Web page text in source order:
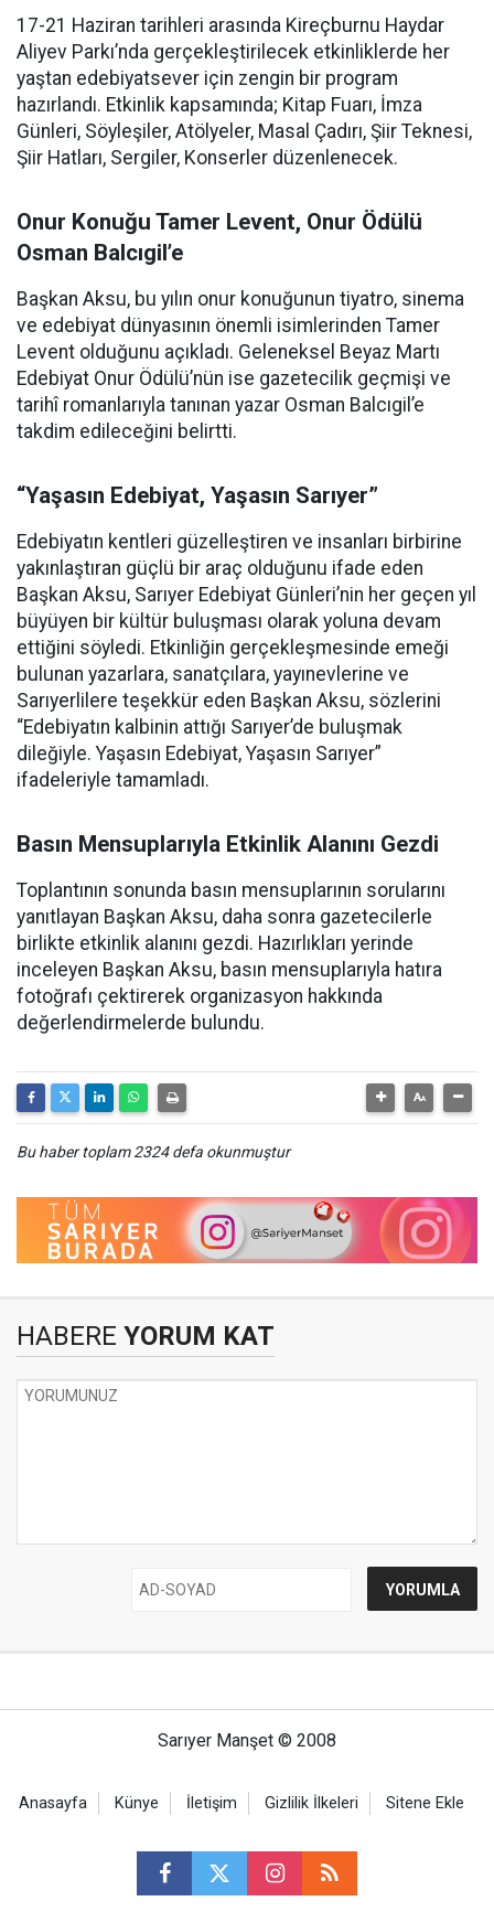
17-21 Haziran tarihleri arasında Kireçburnu Haydar
Aliyev Parkı’nda gerçekleştirilecek etkinliklerde her
yaştan edebiyatsever için zengin bir program
hazırlandı. Etkinlik kapsamında; Kitap Fuarı, İmza
Günleri, Söyleşiler, Atölyeler, Masal Çadırı, Şiir Teknesi,
Şiir Hatları, Sergiler, Konserler düzenlenecek.
Onur Konuğu Tamer Levent, Onur Ödülü
Osman Balcıgil’e
Başkan Aksu, bu yılın onur konuğunun tiyatro, sinema
ve edebiyat dünyasının önemli isimlerinden Tamer
Levent olduğunu açıkladı. Geleneksel Beyaz Martı
Edebiyat Onur Ödülü’nün ise gazetecilik geçmişi ve
tarihî romanlarıyla tanınan yazar Osman Balcıgil’e
takdim edileceğini belirtti.
“Yaşasın Edebiyat, Yaşasın Sarıyer”
Edebiyatın kentleri güzelleştiren ve insanları birbirine
yakınlaştıran güçlü bir araç olduğunu ifade eden
Başkan Aksu, Sarıyer Edebiyat Günleri’nin her geçen yıl
büyüyen bir kültür buluşması olarak yoluna devam
ettiğini söyledi. Etkinliğin gerçekleşmesinde emeği
bulunan yazarlara, sanatçılara, yayınevlerine ve
Sarıyerlilere teşekkür eden Başkan Aksu, sözlerini
“Edebiyatın kalbinin attığı Sarıyer’de buluşmak
dileğiyle. Yaşasın Edebiyat, Yaşasın Sarıyer”
ifadeleriyle tamamladı.
Basın Mensuplarıyla Etkinlik Alanını Gezdi
Toplantının sonunda basın mensuplarının sorularını
yanıtlayan Başkan Aksu, daha sonra gazetecilerle
birlikte etkinlik alanını gezdi. Hazırlıkları yerinde
inceleyen Başkan Aksu, basın mensuplarıyla hatıra
fotoğrafı çektirerek organizasyon hakkında
değerlendirmelerde bulundu.
Bu haber toplam 2324 defa okunmuştur
HABERE YORUM KAT
Sarıyer Manşet © 2008
Anasayfa Künye İletişim Gizlilik İlkeleri Sitene Ekle